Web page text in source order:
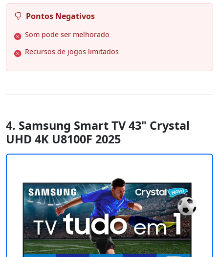
Pontos Negativos
Som pode ser melhorado
Recursos de jogos limitados
4. Samsung Smart TV 43" Crystal
UHD 4K U8100F 2025